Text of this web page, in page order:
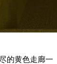
的黄色走廊一